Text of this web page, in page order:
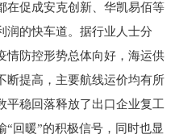
在促成安克创新、华凯易佰等
润的快车道。据行业人士分
情防控形势总体向好，海运供
断提高，主要航线运价均有所
平稳回落释放了出口企业复工
“回暖”的积极信号，同时也显